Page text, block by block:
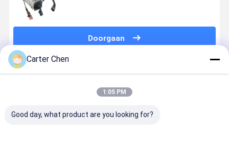
Doorgaan
Geadviseerde Producten
Carter Chen
1:05 PM
Good day, what product are you looking for?